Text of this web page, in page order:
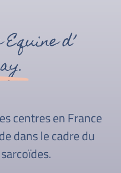
d’
centres en France
dans le cadre du